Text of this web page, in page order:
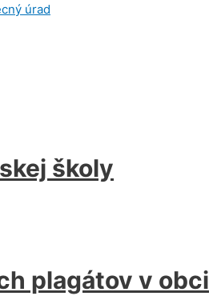
úrad
školy
plagátov v obci